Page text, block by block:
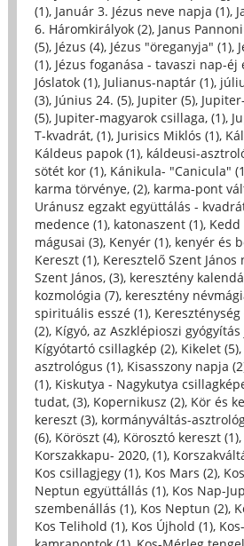
(1), Január 3. Jézus neve napja (1),
6. Háromkirályok (2), Janus
(5), Jézus (4), Jézus "öreganyja" (1),
(1), Jézus foganása - tavaszi nap-éj
Jóslatok (1), Julianus-naptár (1),
(3), Június 24. (5), Jupiter (5),
(5), Jupiter-magyarok csillaga, (1),
T-kvadrát, (1), Jurisics Miklós (1),
Káldeus papok (1), káldeusi-
sötét kor (1), Kánikula- "Canicula"
karma törvénye, (2), karma-pont
Uránusz egzakt együttálás -
medence (1), katonaszent (1), Kedd
mágusai (3), Kenyér (1), kenyér és
Kereszt (1), Keresztelő Szent János
Szent János, (3), keresztény
kozmológia (7), keresztény
spirituális esszé (1), Kereszténység
(2), Kígyó, az Aszklépioszi
Kígyótartó csillagkép (2), Kikelet (5),
asztrológus (1), Kisasszony napja
(1), Kiskutya - Nagykutya
tudat, (3), Kopernikusz (2), Kör és
kereszt (3), kormányváltás-
(6), Köröszt (4), Körosztó kereszt (1),
Korszakkapu- 2020, (1),
Kos csillagjegy (1), Kos Mars (2),
Neptun együttállás (1), Kos Nap-
szembenállás (1), Kos Neptun (2),
Kos Telihold (1), Kos Újhold (1),